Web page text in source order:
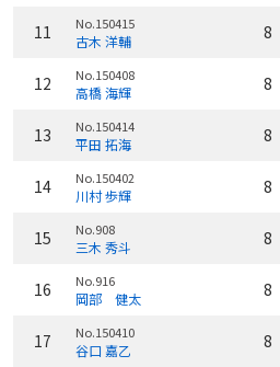
11 No.150415
古木 洋輔 8
12 No.150408
高橋 海輝 8
13 No.150414
平田 拓海 8
14 No.150402
川村 歩輝 8
15 No.908
三木 秀斗 8
16 No.916
岡部 健太 8
17 No.150410
谷口 嘉乙 8